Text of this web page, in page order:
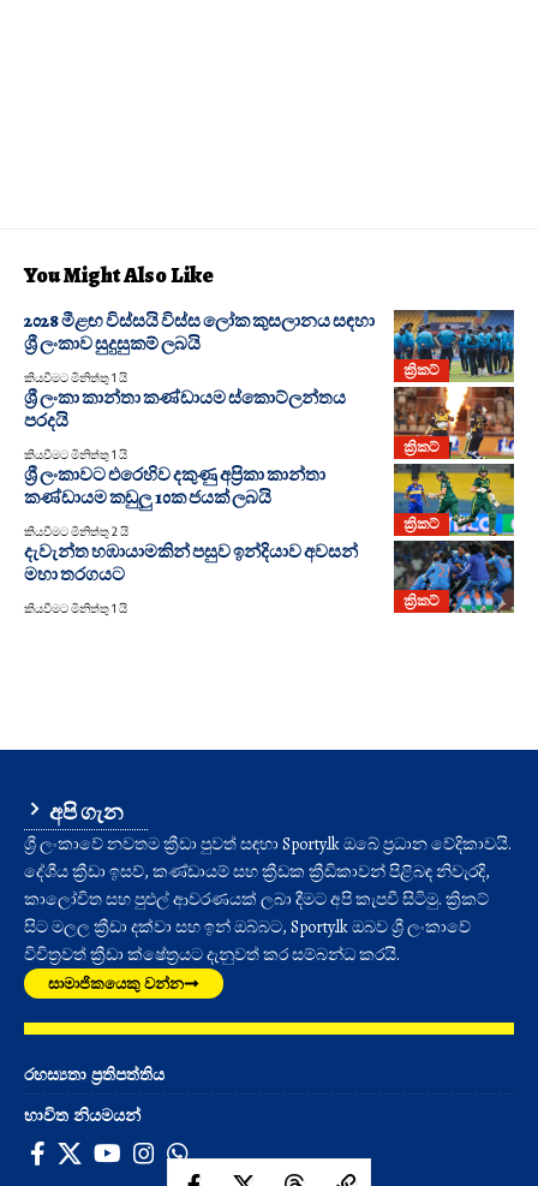
You Might Also Like
ක්‍රිකට්
2028 මීළඟ විස්සයි විස්ස ලෝක කුසලානය සඳහා
ශ්‍රී ලංකාව සුදුසුකම් ලබයි
කියවීමට මිනිත්තු 1 යි
ක්‍රිකට්
ශ්‍රී ලංකා කාන්තා කණ්ඩායම ස්කොට්ලන්තය
පරදයි
කියවීමට මිනිත්තු 1 යි
ක්‍රිකට්
ශ්‍රී ලංකාවට එරෙහිව දකුණු අප්‍රිකා කාන්තා
කණ්ඩායම කඩුලු 10ක ජයක් ලබයි
කියවීමට මිනිත්තු 2 යි
ක්‍රිකට්
දැවැන්ත හඹායාමකින් පසුව ඉන්දියාව අවසන්
මහා තරගයට
කියවීමට මිනිත්තු 1 යි
අපි ගැන
ශ්‍රී ලංකාවේ නවතම ක්‍රීඩා පුවත් සඳහා Sporty.lk ඔබේ ප්‍රධාන වේදිකාවයි.
දේශීය ක්‍රීඩා ඉසව්, කණ්ඩායම් සහ ක්‍රීඩක ක්‍රීඩිකාවන් පිළිබඳ නිවැරදි,
කාලෝචිත සහ පුළුල් ආවරණයක් ලබා දීමට අපි කැපවී සිටිමු. ක්‍රිකට්
සිට මලල ක්‍රීඩා දක්වා සහ ඉන් ඔබ්බට, Sporty.lk ඔබව ශ්‍රී ලංකාවේ
විචිත්‍රවත් ක්‍රීඩා ක්ෂේත්‍රයට දැනුවත් කර සම්බන්ධ කරයි.
සාමාජිකයෙකු වන්න
රහස්‍යතා ප්‍රතිපත්තිය
භාවිත නියමයන්